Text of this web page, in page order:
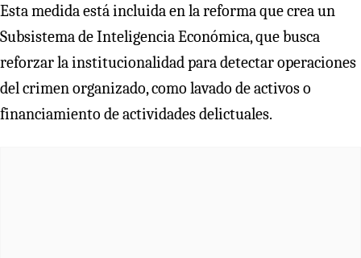
Esta medida está incluida en la reforma que crea un
Subsistema de Inteligencia Económica, que busca
reforzar la institucionalidad para detectar operaciones
del crimen organizado, como lavado de activos o
financiamiento de actividades delictuales.